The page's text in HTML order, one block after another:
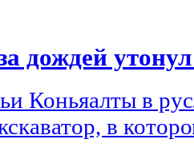
дождей
Коньяалты в
в